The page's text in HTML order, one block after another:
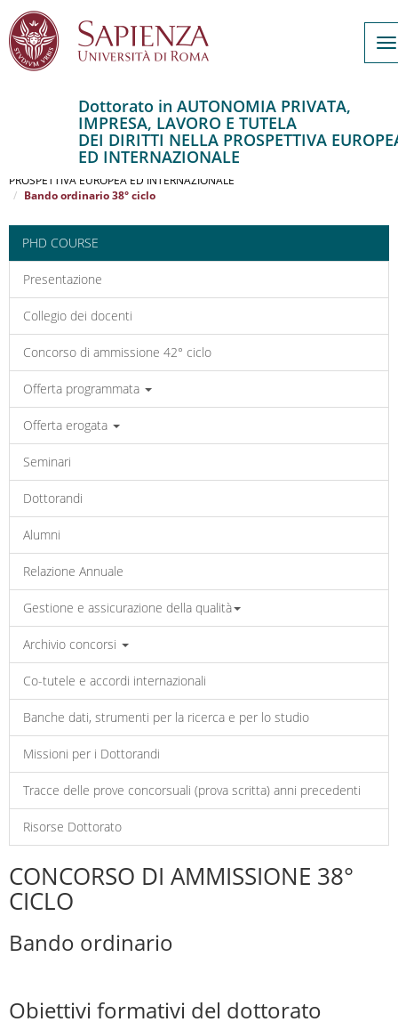
principale
Dottorato in AUTONOMIA PRIVATA,
IMPRESA, LAVORO E TUTELA
DEI DIRITTI NELLA PROSPETTIVA
ED INTERNAZIONALE
AUTONOMIA PRIVATA, IMPRESA, LAVORO E TUTELA DEI DIRITTI NELLA
PROSPETTIVA EUROPEA ED INTERNAZIONALE
Bando ordinario 38° ciclo
PHD COURSE
Presentazione
Collegio dei docenti
Concorso di ammissione 42° ciclo
Offerta programmata
Offerta erogata
Seminari
Dottorandi
Alumni
Relazione Annuale
Gestione e assicurazione della qualità
Archivio concorsi
Co-tutele e accordi internazionali
Banche dati, strumenti per la ricerca e per lo studio
Missioni per i Dottorandi
Tracce delle prove concorsuali (prova scritta) anni precedenti
Risorse Dottorato
CONCORSO DI AMMISSIONE 38°
CICLO
Bando ordinario
Obiettivi formativi del dottorato